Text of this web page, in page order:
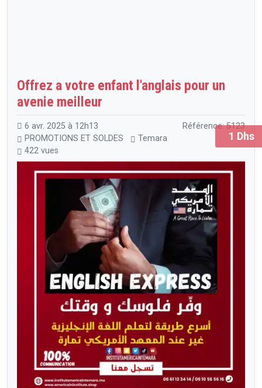
Offrez a votre enfant l'anglais pour un
avenie meilleur
6 avr. 2025 à 12h13
PROMOTIONS ET SOLDES
Temara
422 vues
Référence: 5123
1 Dhs